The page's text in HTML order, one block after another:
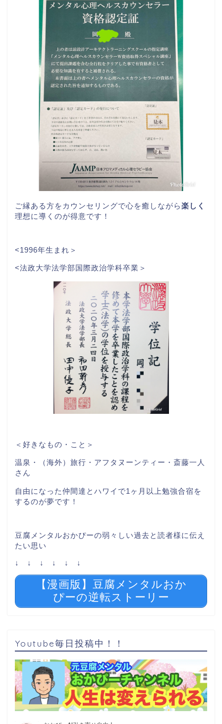
ご縁ある方をカウンセリングで心を癒しながら楽しく
理想に導くのが得意です！
<1996年生まれ＞
<法政大学法学部国際政治学科卒業＞
＜好きなもの・こと＞
温泉・（海外）旅行・アフタヌーンティー・斎藤一人
さん
自由になった仲間達とハワイで1ヶ月以上勉強合宿を
するのが夢です！
豆腐メンタルおかぴーの弱々しい過去と読者様に伝え
たい思い
↓ ↓ ↓ ↓ ↓ ↓
【漫画版】豆腐メンタルおか
ぴーの逆転ストーリー
Youtube毎日投稿中！！